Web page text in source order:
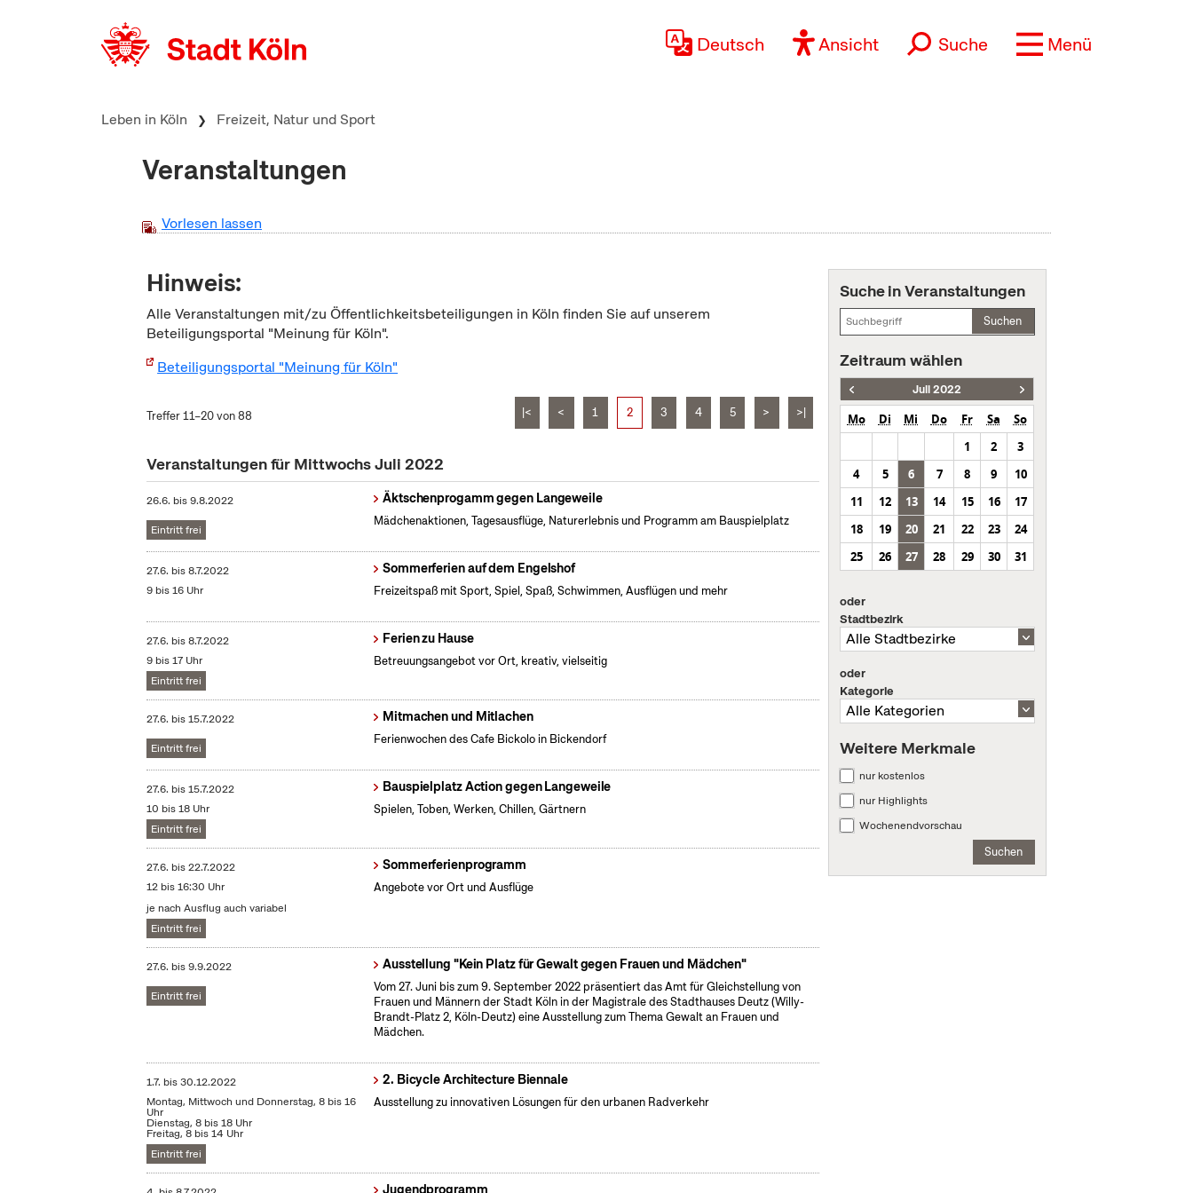
Deutsch Ansicht Suche Menü
Leben in Köln Freizeit, Natur und Sport
Veranstaltungen
Vorlesen lassen
Hinweis:
Alle Veranstaltungen mit/zu Öffentlichkeitsbeteiligungen in Köln finden Sie auf unserem
Beteiligungsportal "Meinung für Köln".
Beteiligungsportal "Meinung für Köln"
Treffer 11–20 von 88 |< < 1 2 3 4 5 > >|
Veranstaltungen für Mittwochs Juli 2022
26.6. bis9.8.2022
Eintritt frei
Äktschenprogamm gegen Langeweile
Mädchenaktionen, Tagesausflüge, Naturerlebnis und Programm am Bauspielplatz
27.6. bis8.7.2022
9 bis 16 Uhr
Sommerferien auf dem Engelshof
Freizeitspaß mit Sport, Spiel, Spaß, Schwimmen, Ausflügen und mehr
27.6. bis8.7.2022
9 bis 17 Uhr
Eintritt frei
Ferien zu Hause
Betreuungsangebot vor Ort, kreativ, vielseitig
27.6. bis15.7.2022
Eintritt frei
Mitmachen und Mitlachen
Ferienwochen des Cafe Bickolo in Bickendorf
27.6. bis15.7.2022
10 bis 18 Uhr
Eintritt frei
Bauspielplatz Action gegen Langeweile
Spielen, Toben, Werken, Chillen, Gärtnern
27.6. bis22.7.2022
12 bis 16:30 Uhr
je nach Ausflug auch variabel
Eintritt frei
Sommerferienprogramm
Angebote vor Ort und Ausflüge
27.6. bis9.9.2022
Eintritt frei
Ausstellung "Kein Platz für Gewalt gegen Frauen und Mädchen"
Vom 27. Juni bis zum 9. September 2022 präsentiert das Amt für Gleichstellung von
Frauen und Männern der Stadt Köln in der Magistrale des Stadthauses Deutz (Willy-
Brandt-Platz 2, Köln-Deutz) eine Ausstellung zum Thema Gewalt an Frauen und
Mädchen.
1.7. bis30.12.2022
Montag, Mittwoch und Donnerstag, 8 bis 16
Uhr
Dienstag, 8 bis 18 Uhr
Freitag, 8 bis 14 Uhr
Eintritt frei
2. Bicycle Architecture Biennale
Ausstellung zu innovativen Lösungen für den urbanen Radverkehr
Jugendprogramm
Suche in Veranstaltungen
Suchen
Zeitraum wählen
Juli 2022
Mo Di Mi Do Fr Sa
So
1
2
3
4
5 6 7 8 9
10
11
12 13 14 15 16
17
18
19 20 21 22 23
24
25
26 27 28 29 30 31
oder
Stadtbezirk
oder
Kategorie
Weitere Merkmale
nur kostenlos
nur Highlights
Wochenendvorschau
Suchen